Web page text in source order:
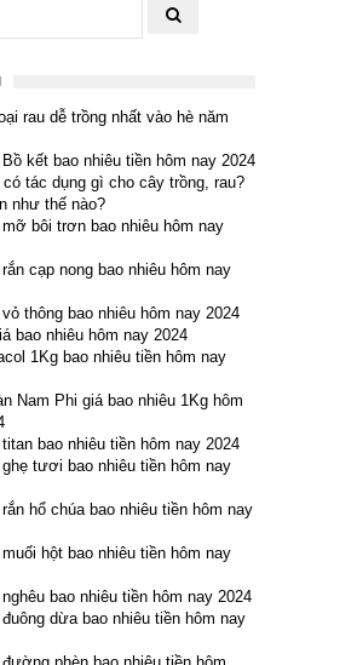
rau dễ trồng nhất vào hè năm
kết bao nhiêu tiền hôm nay 2024
có tác dụng gì cho cây trồng, rau?
như thế nào?
bôi trơn bao nhiêu hôm nay
cạp nong bao nhiêu hôm nay
thông bao nhiêu hôm nay 2024
bao nhiêu hôm nay 2024
1Kg bao nhiêu tiền hôm nay
Nam Phi giá bao nhiêu 1Kg hôm
bao nhiêu tiền hôm nay 2024
tươi bao nhiêu tiền hôm nay
hổ chúa bao nhiêu tiền hôm nay
hột bao nhiêu tiền hôm nay
bao nhiêu tiền hôm nay 2024
dừa bao nhiêu tiền hôm nay